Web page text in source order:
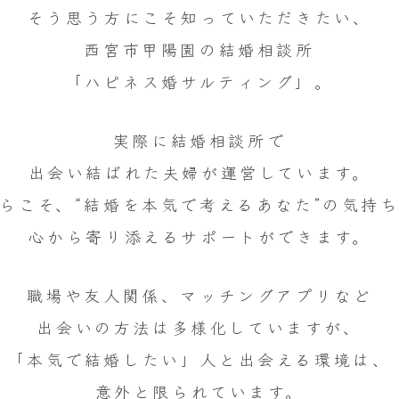
そう思う方にこそ知っていただきたい、
西宮市甲陽園の結婚相談所
「ハピネス婚サルティング」。
実際に結婚相談所で
出会い結ばれた夫婦が運営しています。
こそ、“結婚を本気で考えるあなた”の気持
心から寄り添えるサポートができます。
職場や友人関係、マッチングアプリなど
出会いの方法は多様化していますが、
「本気で結婚したい」人と出会える環境は、
意外と限られています。